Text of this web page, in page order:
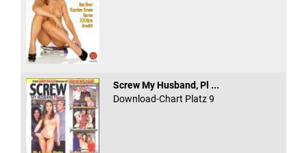
Screw My Husband, Pl ...
Download-Chart Platz 9